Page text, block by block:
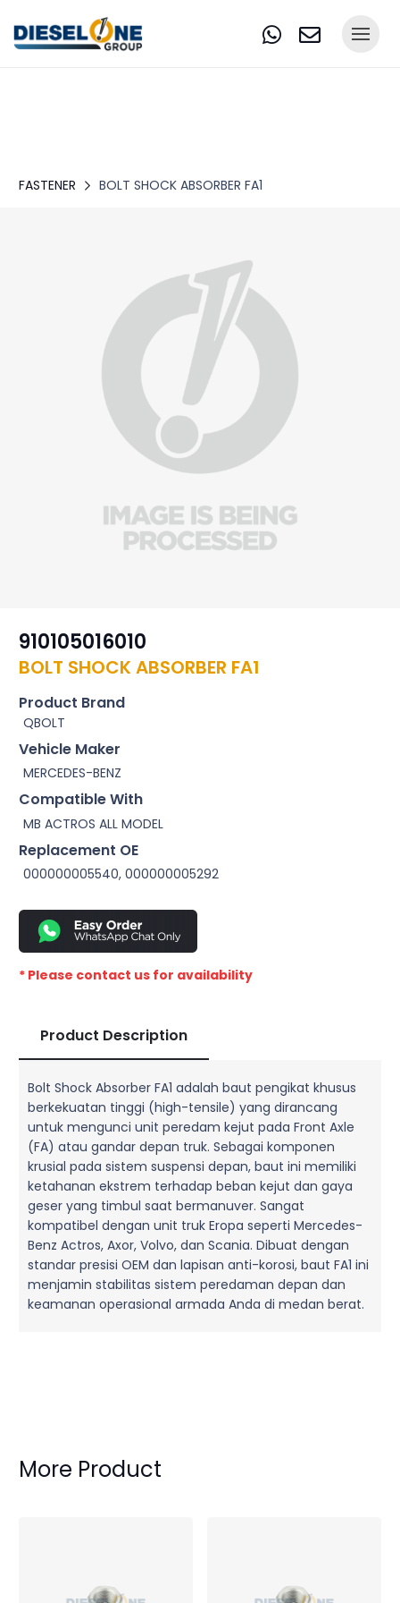
FASTENER BOLT SHOCK ABSORBER FA1
910105016010
BOLT SHOCK ABSORBER FA1
Product Brand
QBOLT
Vehicle Maker
MERCEDES-BENZ
Compatible With
MB ACTROS ALL MODEL
Replacement OE
000000005540, 000000005292
* Please contact us for availability
Product Description
Bolt Shock Absorber FA1 adalah baut pengikat khusus
berkekuatan tinggi (high-tensile) yang dirancang
untuk mengunci unit peredam kejut pada Front Axle
(FA) atau gandar depan truk. Sebagai komponen
krusial pada sistem suspensi depan, baut ini memiliki
ketahanan ekstrem terhadap beban kejut dan gaya
geser yang timbul saat bermanuver. Sangat
kompatibel dengan unit truk Eropa seperti Mercedes-
Benz Actros, Axor, Volvo, dan Scania. Dibuat dengan
standar presisi OEM dan lapisan anti-korosi, baut FA1 ini
menjamin stabilitas sistem peredaman depan dan
keamanan operasional armada Anda di medan berat.
More Product